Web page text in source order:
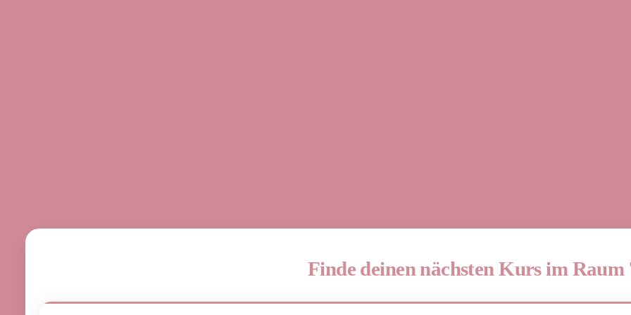
Finde deinen nächsten Kurs im Raum